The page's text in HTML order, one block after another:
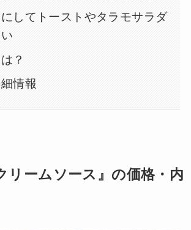
してトーストやタラモサラダ
？
情報
リームソース』の価格・内